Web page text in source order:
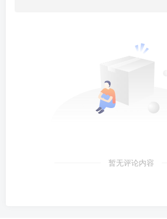
暂无评论内容